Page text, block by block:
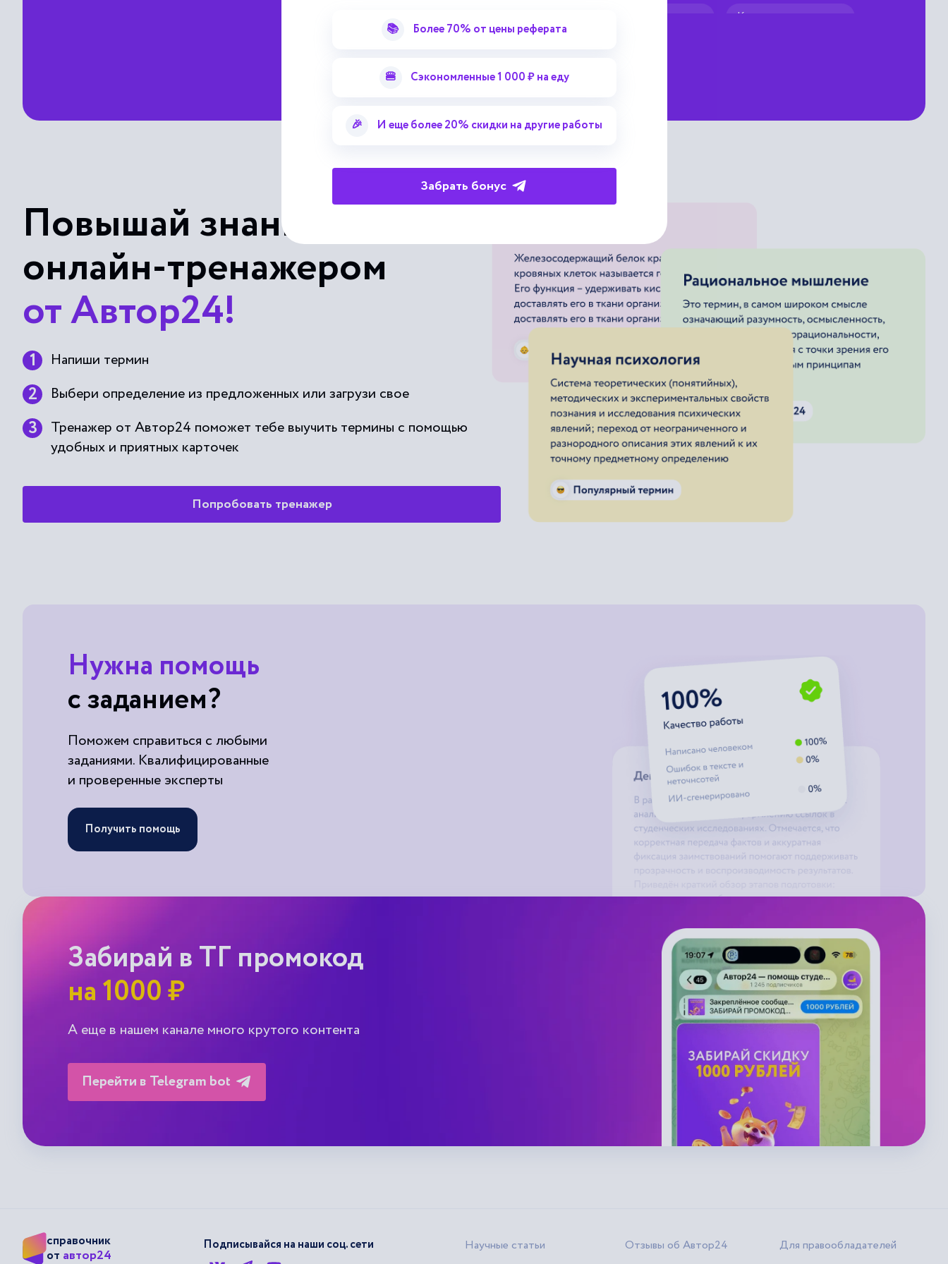
Климатическая карта
Повышай знания с
онлайн-тренажером
от Автор24!
Напиши термин
Выбери определение из предложенных или загрузи свое
Тренажер от Автор24 поможет тебе выучить термины с помощью
удобных и приятных карточек
Попробовать тренажер
Нужна помощь
с заданием?
Поможем справиться с любыми
заданиями. Квалифицированные
и проверенные эксперты
Получить помощь
Забирай в ТГ промокод
на 1000 ₽
А еще в нашем канале много крутого контента
Перейти в Telegram bot
справочник
от автор24
Подписывайся на наши соц. сети
Научные статьи
Отзывы об Автор24
Для правообладателей
📚 Более 70% от цены реферата
🍔 Сэкономленные 1 000 ₽ на еду
🎉 И еще более 20% скидки на другие работы
Забрать бонус